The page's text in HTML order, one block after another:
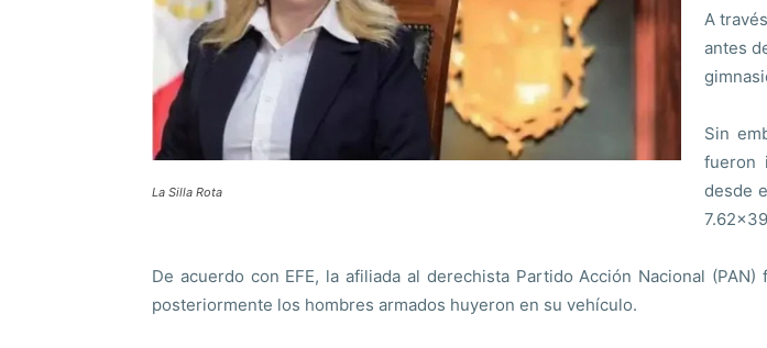
La Silla Rota
A
antes
Sin
fueron
desde
De acuerdo con EFE, la afiliada al derechista Partido Acción Nacional
posteriormente los hombres armados huyeron en su vehículo.